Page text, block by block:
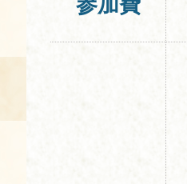
参加費